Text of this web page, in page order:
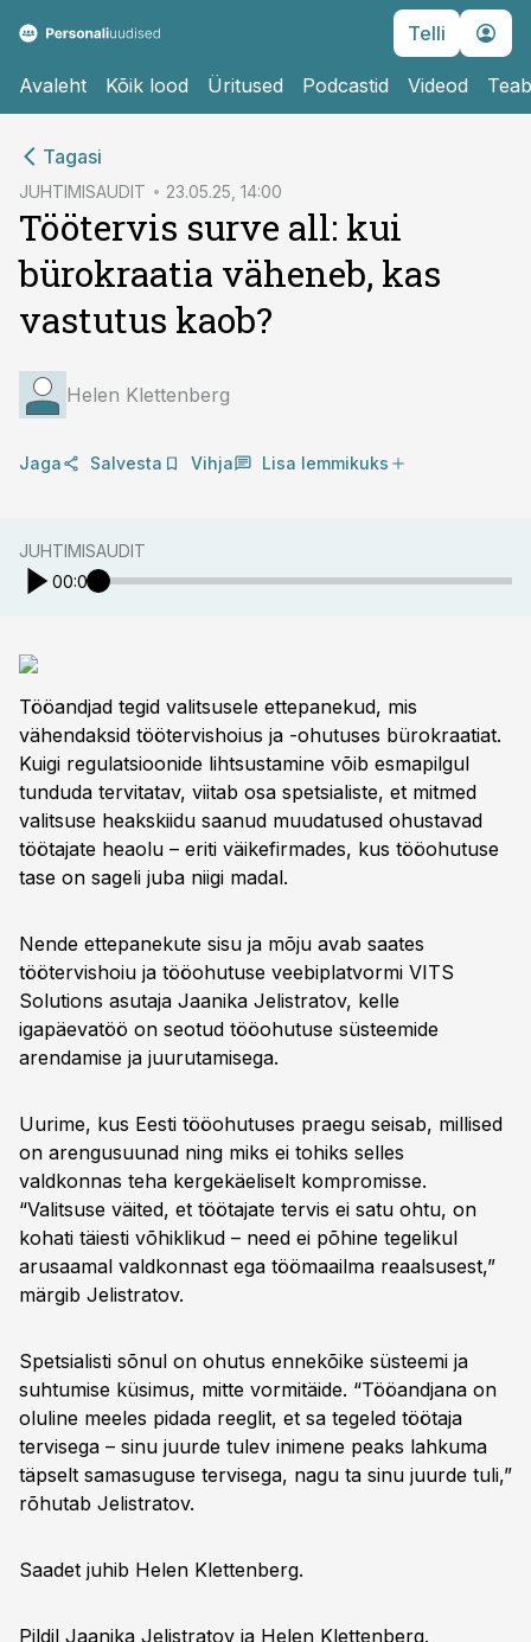
Telli
Avaleht Kõik lood Üritused Podcastid Videod
Tagasi
JUHTIMISAUDIT 23.05.25, 14:00
Töötervis surve all: kui
bürokraatia väheneb, kas
vastutus kaob?
Helen Klettenberg
Jaga Salvesta Vihja Lisa lemmikuks
JUHTIMISAUDIT
00:00
Tööandjad tegid valitsusele ettepanekud, mis
vähendaksid töötervishoius ja -ohutuses bürokraatiat.
Kuigi regulatsioonide lihtsustamine võib esmapilgul
tunduda tervitatav, viitab osa spetsialiste, et mitmed
valitsuse heakskiidu saanud muudatused ohustavad
töötajate heaolu – eriti väikefirmades, kus tööohutuse
tase on sageli juba niigi madal.
Nende ettepanekute sisu ja mõju avab saates
töötervishoiu ja tööohutuse veebiplatvormi VITS
Solutions asutaja Jaanika Jelistratov, kelle
igapäevatöö on seotud tööohutuse süsteemide
arendamise ja juurutamisega.
Uurime, kus Eesti tööohutuses praegu seisab, millised
on arengusuunad ning miks ei tohiks selles
valdkonnas teha kergekäeliselt kompromisse.
“Valitsuse väited, et töötajate tervis ei satu ohtu, on
kohati täiesti võhiklikud – need ei põhine tegelikul
arusaamal valdkonnast ega töömaailma reaalsusest,”
märgib Jelistratov.
Spetsialisti sõnul on ohutus ennekõike süsteemi ja
suhtumise küsimus, mitte vormitäide. “Tööandjana on
oluline meeles pidada reeglit, et sa tegeled töötaja
tervisega – sinu juurde tulev inimene peaks lahkuma
täpselt samasuguse tervisega, nagu ta sinu juurde tuli,”
rõhutab Jelistratov.
Saadet juhib Helen Klettenberg.
Pildil Jaanika Jelistratov ja Helen Klettenberg.